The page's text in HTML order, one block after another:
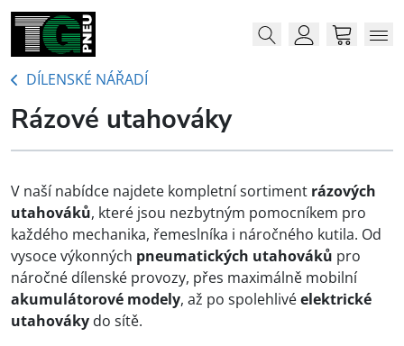
DÍLENSKÉ NÁŘADÍ
Rázové utahováky
V naší nabídce najdete kompletní sortiment rázových
utahováků, které jsou nezbytným pomocníkem pro
každého mechanika, řemeslníka i náročného kutila. Od
vysoce výkonných pneumatických utahováků pro
náročné dílenské provozy, přes maximálně mobilní
akumulátorové modely, až po spolehlivéelektrické
utahováky do sítě.